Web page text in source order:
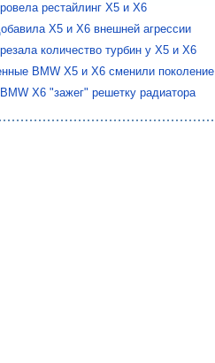
рестайлинг X5 и Х6
X5 и X6 внешней агрессии
количество турбин у X5 и X6
BMW X5 и X6 сменили поколение
X6 "зажег" решетку радиатора